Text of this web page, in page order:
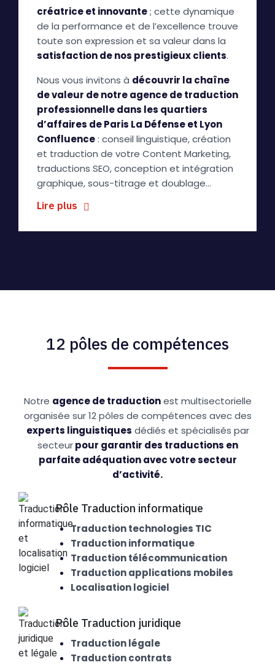
créatrice et innovante; cette dynamique
de la performance et de l’excellence trouve
toute son expression et sa valeur dans la
satisfaction de nos prestigieux clients.
Nous vous invitons à découvrir la chaîne
de valeur de notre agence de traduction
professionnelle dans les quartiers
d’affaires de Paris La Défense et Lyon
Confluence: conseil linguistique, création
et traduction de votre Content Marketing,
traductions SEO, conception et intégration
graphique, sous-titrage et doublage…
Lire plus
12 pôles de compétences
Notre agence de traductionest multisectorielle
organisée sur 12 pôles de compétences avec des
experts linguistiques dédiés et spécialisés par
secteurpour garantir des traductions en
parfaite adéquation avec votre secteur
d’activité.
Pôle Traduction informatique
Traduction technologies TIC
Traduction informatique
Traduction télécommunication
Traduction applications mobiles
Localisation logiciel
Pôle Traduction juridique
Traduction légale
Traduction contrats